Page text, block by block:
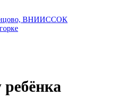
ВНИИССОК
ребёнка